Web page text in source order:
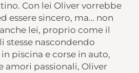
Con lei Oliver vorrebbe
essere sincero, ma… non
lei, proprio come il
stesse nascondendo
piscina e corse in auto,
amori passionali, Oliver